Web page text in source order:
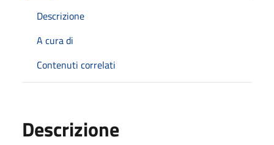
Descrizione
A cura di
Contenuti correlati
Descrizione